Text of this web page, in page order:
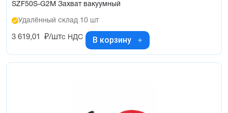
SZF50S-G2M Захват вакуумный
Удалённый склад 10 шт
3 619,01 ₽/штс НДС В корзину